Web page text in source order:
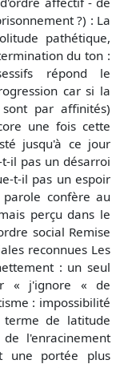
?) : La
pathétique,
du ton :
répond le
car si la
par affinités)
une fois cette
jusqu'à ce jour
il pas un désarroi
t-il pas un espoir
confère au
perçu dans le
social Remise
reconnues Les
: un seul
« j'ignore « de
: impossibilité
de latitude
l'enracinement
une portée plus